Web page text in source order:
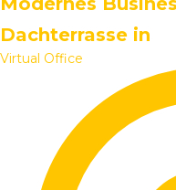
Dachterrasse in
Virtual Office